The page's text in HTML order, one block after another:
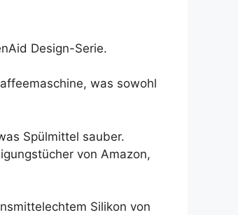
Design-Serie.
was sowohl
Spülmittel sauber.
von Amazon,
Silikon von